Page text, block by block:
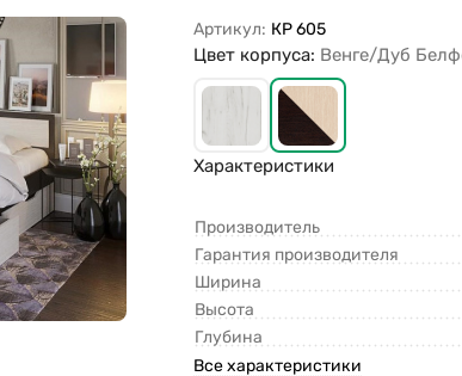
Артикул: КР 605
Цвет корпуса: Венге/Дуб
Характеристики
Производитель
Гарантия производителя
Ширина
Высота
Глубина
Все характеристики